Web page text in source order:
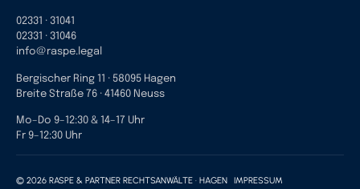
02331 · 31041
02331 · 31046
info@raspe.legal
Bergischer Ring 11 · 58095 Hagen
Breite Straße 76 · 41460 Neuss
Mo–Do 9–12:30 & 14–17 Uhr
Fr 9–12:30 Uhr
© 2026 RASPE & PARTNER RECHTSANWÄLTE · HAGEN
IMPRESSUM